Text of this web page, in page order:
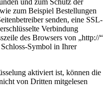
und zum Schutz der
zum Beispiel Bestellungen
senden, eine SSL-
Verbindung
des Browsers von „http://“
Symbol in Ihrer
aktiviert ist, können die
von Dritten mitgelesen